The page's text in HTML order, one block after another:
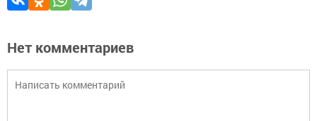
Нет комментариев